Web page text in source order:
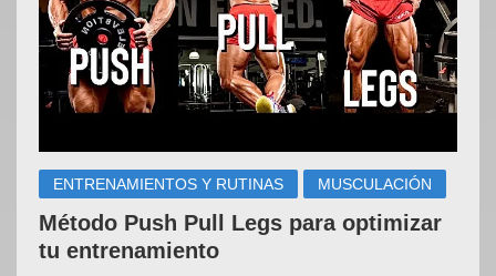
ENTRENAMIENTOS Y RUTINAS MUSCULACIÓN
Método Push Pull Legs para optimizar
tu entrenamiento